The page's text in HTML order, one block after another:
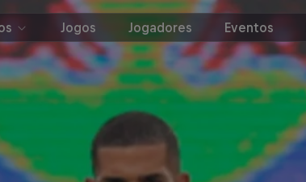
Jogos Jogadores Eventos